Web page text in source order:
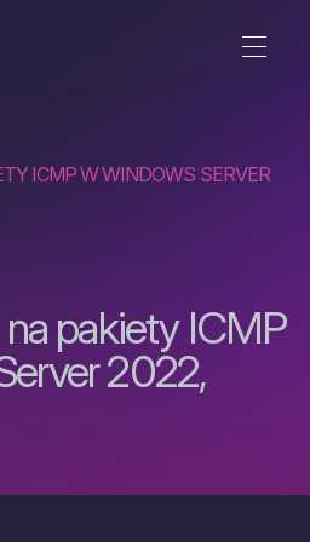
ICMP W WINDOWS SERVER
pakiety ICMP
2022,